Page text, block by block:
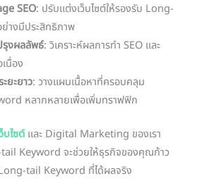
SEO: ปรับแต่งเว็บไซต์ให้รองรับ Long-
างมีประสิทธิภาพ
รุงผลลัพธ์: วิเคราะห์ผลการทำ SEO และ
นื่อง
ยะยาว: วางแผนเนื้อหาที่ครอบคลุม
หลากหลายเพื่อเพิ่มทราฟฟิก
บไซต์และ Digital Marketing ของเรา
Keyword จะช่วยให้ธุรกิจของคุณก้าว
tail Keyword ที่ได้ผลจริง